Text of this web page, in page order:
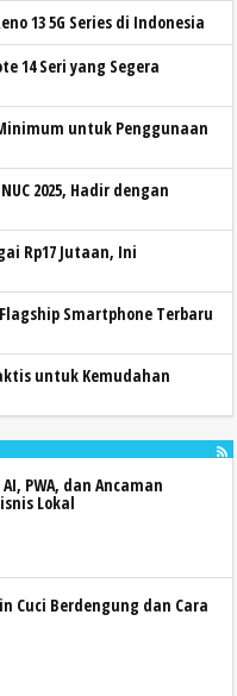
13 5G Series di Indonesia
14 Seri yang Segera
untuk Penggunaan
2025, Hadir dengan
Rp17 Jutaan, Ini
Smartphone Terbaru
untuk Kemudahan
PWA, dan Ancaman
Lokal
Cuci Berdengung dan Cara